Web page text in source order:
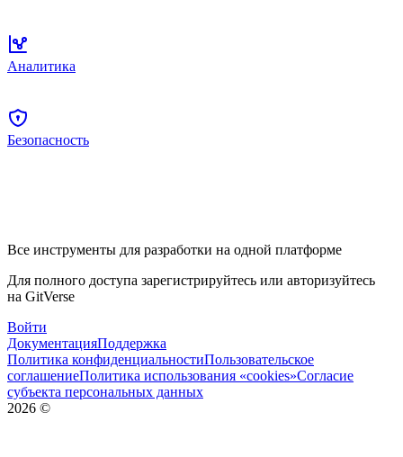
Аналитика
Безопасность
Все инструменты для разработки на одной платформе
Для полного доступа зарегистрируйтесь или авторизуйтесь
на GitVerse
Войти
ДокументацияПоддержка
Политика конфиденциальностиПользовательское
соглашениеПолитика использования «cookies»Согласие
субъекта персональных данных
2026 ©